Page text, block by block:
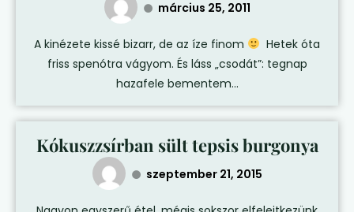
március 25, 2011
A kinézete kissé bizarr, de az íze finom
Hetek óta
friss spenótra vágyom. És láss „csodát”: tegnap
hazafele bementem...
Kókuszzsírban sült tepsis burgonya
szeptember 21, 2015